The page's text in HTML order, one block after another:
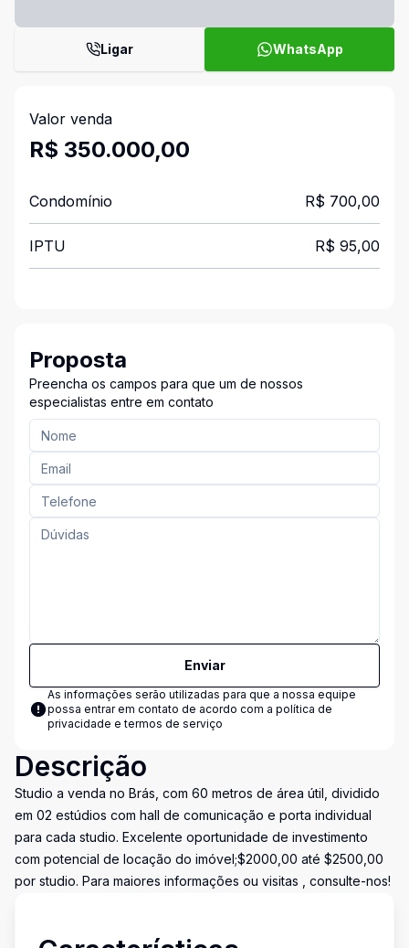
Ligar WhatsApp
Valor venda
R$ 350.000,00
Condomínio R$ 700,00
IPTU R$ 95,00
Proposta
Preencha os campos para que um de nossos
especialistas entre em contato
Enviar
As informações serão utilizadas para que a nossa equipe
possa entrar em contato de acordo com a política de
privacidade e termos de serviço
Descrição
Studio a venda no Brás, com 60 metros de área útil, dividido
em 02 estúdios com hall de comunicação e porta individual
para cada studio. Excelente oportunidade de investimento
com potencial de locação do imóvel;$2000,00 até $2500,00
por studio. Para maiores informações ou visitas , consulte-nos!